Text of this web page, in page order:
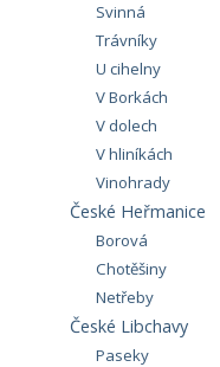
Svinná
Trávníky
U cihelny
V Borkách
V dolech
V hliníkách
Vinohrady
České Heřmanice
Borová
Chotěšiny
Netřeby
České Libchavy
Paseky